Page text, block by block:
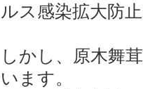
ルス感染拡大防
しかし、原木舞
います。